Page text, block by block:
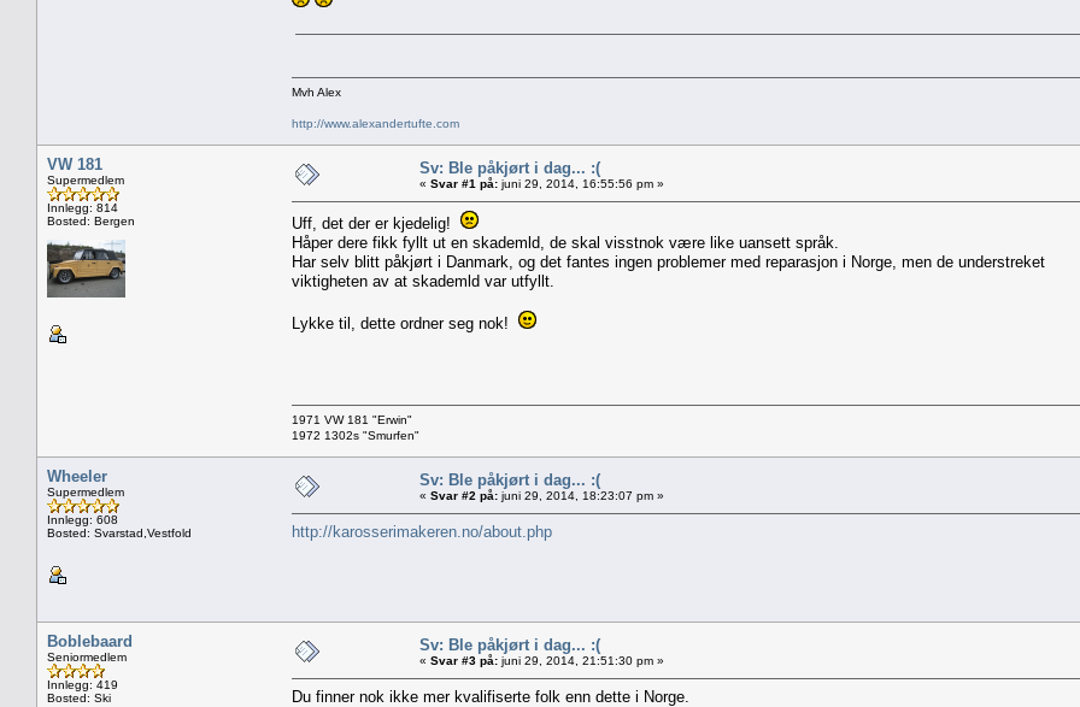
Mvh Alex
http://www.alexandertufte.com
VW 181
Supermedlem
Innlegg: 814
Bosted: Bergen
Sv: Ble påkjørt i dag... :(
« Svar #1 på: juni 29, 2014, 16:55:56 pm »
Uff, det der er kjedelig!
Håper dere fikk fyllt ut en skademld, de skal visstnok være like uansett språk.
Har selv blitt påkjørt i Danmark, og det fantes ingen problemer med reparasjon i Norge, men de understreket
viktigheten av at skademld var utfyllt.
Lykke til, dette ordner seg nok!
1971 VW 181 "Erwin"
1972 1302s "Smurfen"
Wheeler
Supermedlem
Innlegg: 608
Bosted: Svarstad,Vestfold
Sv: Ble påkjørt i dag... :(
« Svar #2 på: juni 29, 2014, 18:23:07 pm »
http://karosserimakeren.no/about.php
Boblebaard
Seniormedlem
Innlegg: 419
Bosted: Ski
Sv: Ble påkjørt i dag... :(
« Svar #3 på: juni 29, 2014, 21:51:30 pm »
Du finner nok ikke mer kvalifiserte folk enn dette i Norge.